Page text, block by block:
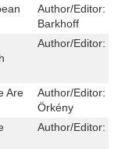
Author/Editor:
Barkhoff
Author/Editor:
Are
Author/Editor:
Örkény
Author/Editor: